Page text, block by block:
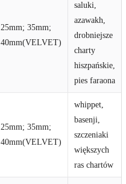
25mm; 35mm;
40mm(VELVET)
saluki,
azawakh,
drobniejsze
charty
hiszpańskie,
pies faraona
25mm; 35mm;
40mm(VELVET)
whippet,
basenji,
szczeniaki
większych
ras chartów